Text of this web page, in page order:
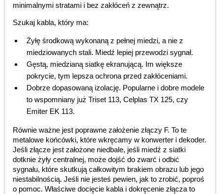
minimalnymi stratami i bez zakłóceń z zewnątrz.
Szukaj kabla, który ma:
Żyłę środkową wykonaną z pełnej miedzi, a nie z
miedziowanych stali. Miedź lepiej przewodzi sygnał.
Gęstą, miedzianą siatkę ekranującą. Im większe
pokrycie, tym lepsza ochrona przed zakłóceniami.
Dobrze dopasowaną izolację. Popularne i dobre modele
to wspomniany już Triset 113, Celplas TX 125, czy
Emiter EK 113.
Równie ważne jest poprawne założenie złączy F. To te
metalowe końcówki, które wkręcamy w konwerter i dekoder.
Jeśli złącze jest założone niedbale, jeśli miedź z siatki
dotknie żyły centralnej, może dojść do zwarć i odbić
sygnału, które skutkują całkowitym brakiem obrazu lub jego
niestabilnością. Jeśli nie jesteś pewien, jak to zrobić, poproś
o pomoc. Właściwe docięcie kabla i dokręcenie złącza to